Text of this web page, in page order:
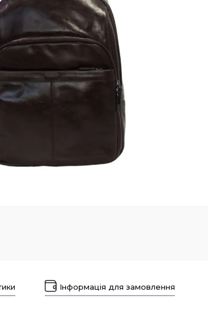
Інформація для замовлення